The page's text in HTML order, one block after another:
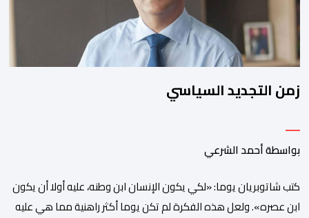
زمن التجديد السياسي
بواسطة أحمد الشرعي
كتب شاتوبريان يوما: «لكي يكون الإنسان ابن وطنه، عليه أولا أن يكون
ابن عصره». ولعل هذه الفكرة لم تكن يوما أكثر راهنية مما هي عليه